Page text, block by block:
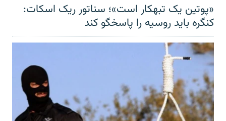
«پوتین یک تبهکار است»؛ سناتور ریک اسکات:
کنگره باید روسیه را پاسخگو کند